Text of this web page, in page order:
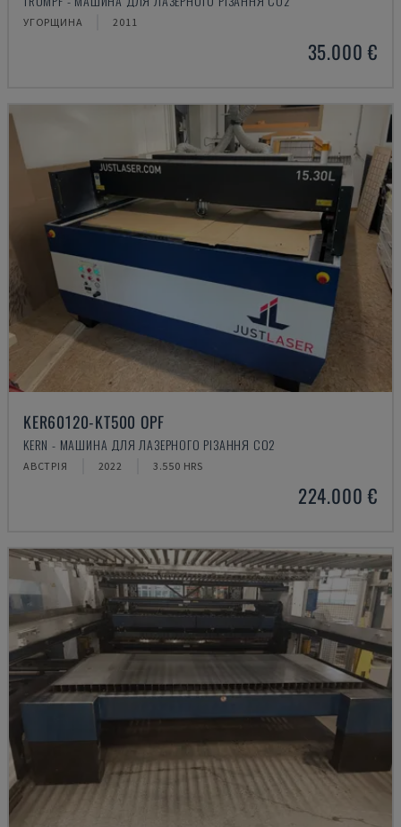
УГОРЩИНА 2011
35.000 €
KER60120-KT500 OPF
KERN - МАШИНА ДЛЯ ЛАЗЕРНОГО РІЗАННЯ CO2
АВСТРІЯ 2022 3.550 HRS
224.000 €